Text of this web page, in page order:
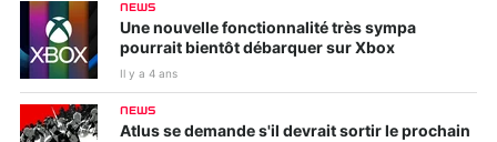
NEWS
Une nouvelle fonctionnalité très sympa
pourrait bientôt débarquer sur Xbox
Il y a 4 ans
NEWS
Atlus se demande s'il devrait sortir le prochain